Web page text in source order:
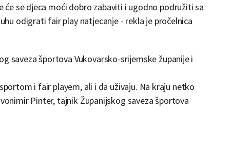
se djeca moći dobro zabaviti i ugodno podružiti sa
odigrati fair play natjecanje - rekla je pročelnica
saveza športova Vukovarsko-srijemske županije i
i fair playem, ali i da uživaju. Na kraju netko
Pinter, tajnik Županijskog saveza športova